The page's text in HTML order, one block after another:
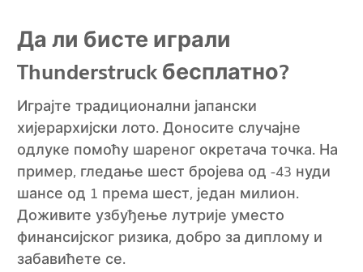
Да ли бисте играли
Thunderstruck бесплатно?
Играјте традиционални јапански
хијерархијски лото. Доносите случајне
одлуке помоћу шареног окретача точка. На
пример, гледање шест бројева од -43 нуди
шансе од 1 према шест, један милион.
Доживите узбуђење лутрије уместо
финансијског ризика, добро за диплому и
забавићете се.